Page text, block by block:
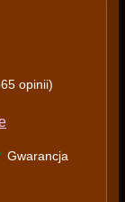
opinii)
Gwarancja